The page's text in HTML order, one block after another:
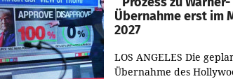
Übernahme erst im
2027
LOS ANGELES Die
Übernahme des